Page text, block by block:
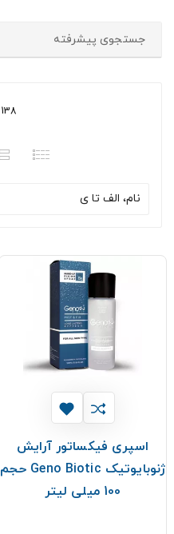
جستجوی پیشرفته
138 محصول
نام، الف تا ی
اسپری فیکساتور آرایش
ژنوبایوتیک Geno Biotic حجم
100 میلی لیتر